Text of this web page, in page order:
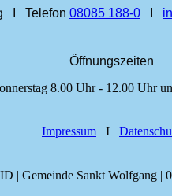
I Telefon 08085 188‑0
Öffnungszeiten
8.00 Uhr - 12.00 Uhr
Impressum I
| Gemeinde Sankt Wolfgang |